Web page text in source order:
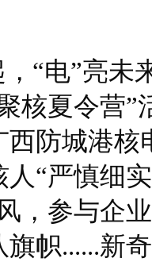
，“电”亮未
核夏令营”
西防城港核
“严慎细
，参与企
帜......新